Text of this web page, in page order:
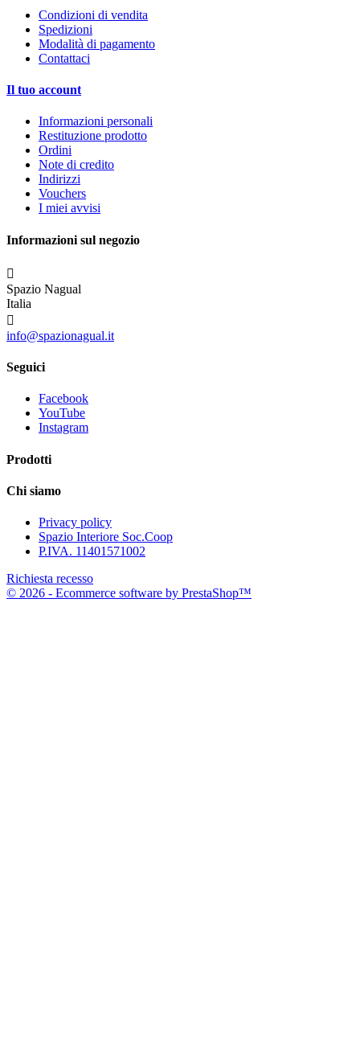
Condizioni di vendita
Spedizioni
Modalità di pagamento
Contattaci
Il tuo account
Informazioni personali
Restituzione prodotto
Ordini
Note di credito
Indirizzi
Vouchers
I miei avvisi
Informazioni sul negozio

Spazio Nagual
Italia

info@spazionagual.it
Seguici
Facebook
YouTube
Instagram
Prodotti
Chi siamo
Privacy policy
Spazio Interiore Soc.Coop
P.IVA. 11401571002
Richiesta recesso
© 2026 - Ecommerce software by PrestaShop™